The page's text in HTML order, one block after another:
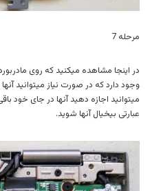
مرحله 7
وجود دارد که در صورت نیاز میتوانید
میتوانید اجازه دهید آنها در جای خود
عبارتی بیخیال آنها شوید.